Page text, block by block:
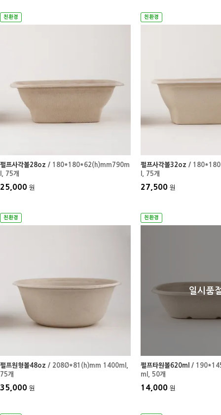
친환경
펄프사각볼28oz / 180*180*62(h)mm790m
, 75개
25,000 원
친환경
펄프사각볼32oz /
, 75개
27,500 원
친환경
펄프원형볼48oz / 208Ø*81(h)mm 1400ml
75개
35,000 원
친환경
일시품
펄프타원볼620ml
/
ml
, 50개
14,000 원